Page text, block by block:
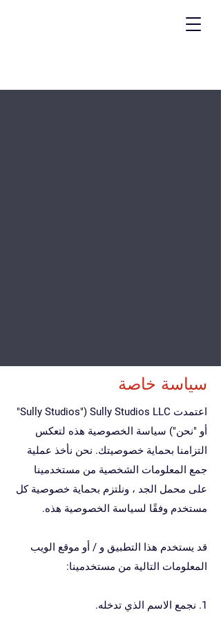
سياسة خاصة
اعتمدت Sully Studios LLC ("Sully Studios"
أو "نحن") سياسة الخصوصية هذه لتعكس
التزامنا بحماية خصوصيتك. نحن نأخذ عملية
جمع المعلومات الشخصية من مستخدمينا
على محمل الجد ، ونلتزم بحماية خصوصية كل
مستخدم وفقًا لسياسة الخصوصية هذه.
قد يستخدم هذا التطبيق و / أو موقع الويب
المعلومات التالية من مستخدمينا:
1. نجمع الاسم الذي تدخله.